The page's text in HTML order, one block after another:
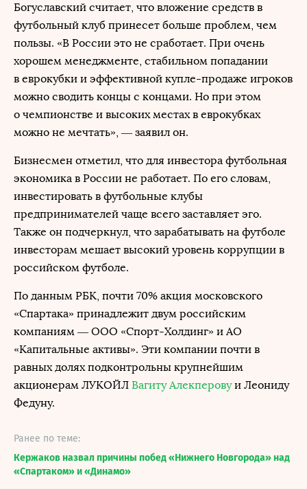
Богуславский считает, что вложение средств в
футбольный клуб принесет больше проблем, чем
пользы. «В России это не сработает. При очень
хорошем менеджменте, стабильном попадании
в еврокубки и эффективной купле-продаже игроков
можно сводить концы с концами. Но при этом
о чемпионстве и высоких местах в еврокубках
можно не мечтать», — заявил он.
Бизнесмен отметил, что для инвестора футбольная
экономика в России не работает. По его словам,
инвестировать в футбольные клубы
предпринимателей чаще всего заставляет эго.
Также он подчеркнул, что зарабатывать на футболе
инвесторам мешает высокий уровень коррупции в
российском футболе.
По данным РБК, почти 70% акция московского
«Спартака» принадлежит двум российским
компаниям — ООО «Спорт-Холдинг» и АО
«Капитальные активы». Эти компании почти в
равных долях подконтрольны крупнейшим
акционерам ЛУКОЙЛ Вагиту Алекперовуи Леониду
Федуну.
Ранее по теме:
Кержаков назвал причины побед «Нижнего Новгорода» над
«Спартаком» и «Динамо»